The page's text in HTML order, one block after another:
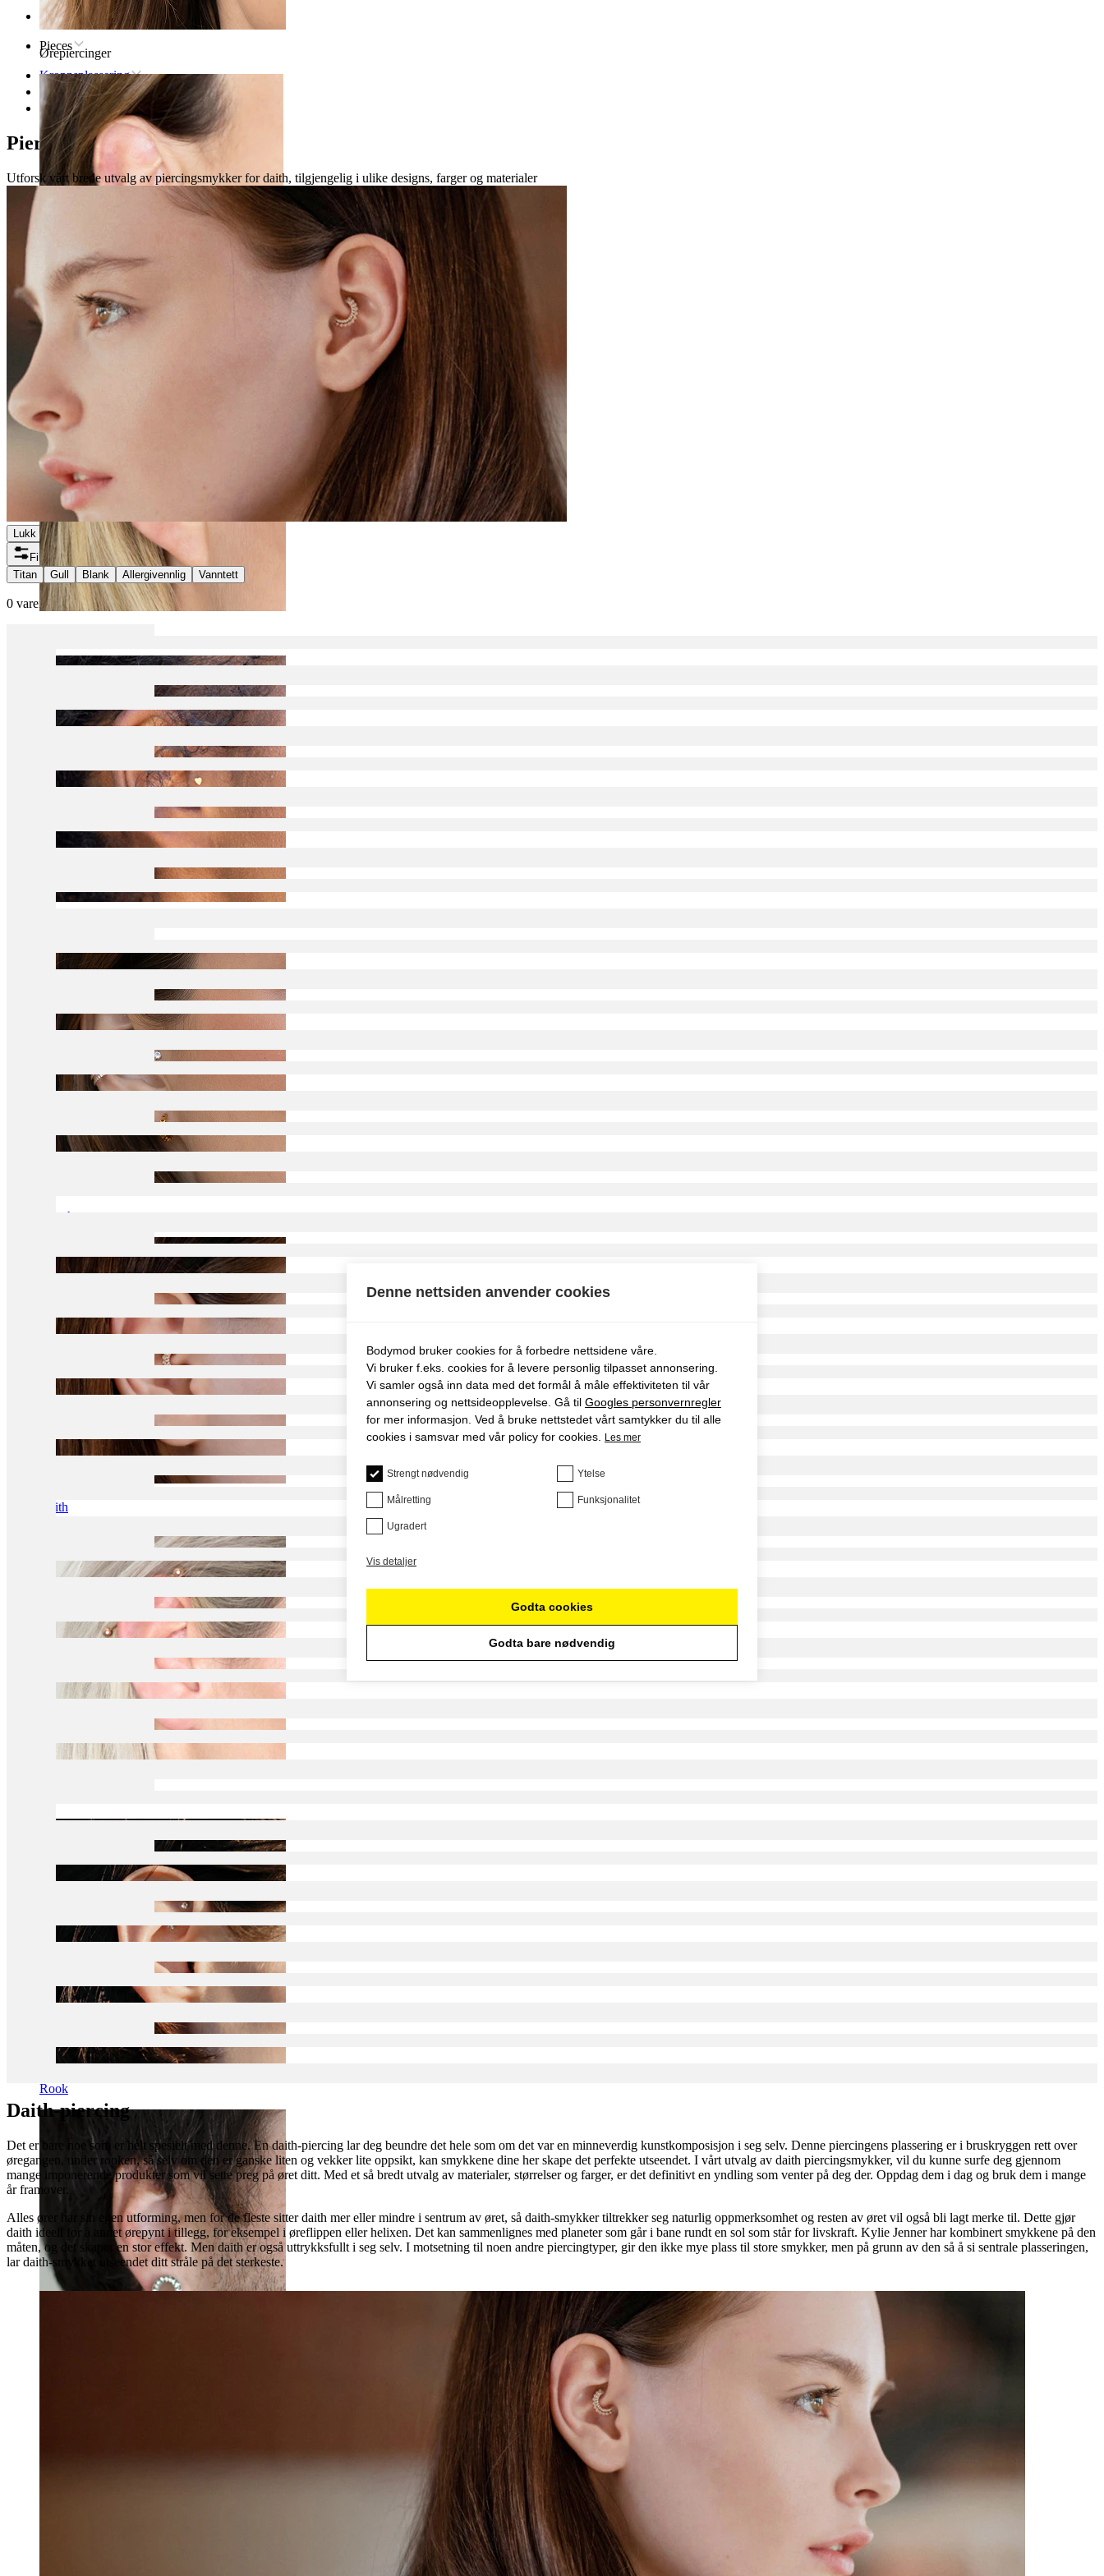
Ørepiercinger
Øreflipp
Conch
Daith
Rook
Hjem
Pieces
Kroppsplassering
Øre
Daith
Piercingsmykker for daith
Utforsk vårt brede utvalg av piercingsmykker for daith, tilgjengelig i ulike designs, farger og materialer
Lukk
Filtre
Titan
Gull Blank Allergivennlig Vanntett
0 varer funnet
Daith-piercing
Det er bare noe som er helt spesielt med denne. En daith-piercing lar deg beundre det hele som om det var en minneverdig kunstkomposisjon i seg selv. Denne piercingens plassering er i bruskryggen rett over
øregangen, under rooken, så selv om den er ganske liten og vekker lite oppsikt, kan smykkene dine her skape det perfekte utseendet. I vårt utvalg av daith piercingsmykker, vil du kunne surfe deg gjennom
mange imponerende produkter som vil sette preg på øret ditt. Med et så bredt utvalg av materialer, størrelser og farger, er det definitivt en yndling som venter på deg der. Oppdag dem i dag og bruk dem i mange
år framover.
Alles ører har sin egen utforming, men for de fleste sitter daith mer eller mindre i sentrum av øret, så daith-smykker tiltrekker seg naturlig oppmerksomhet og resten av øret vil også bli lagt merke til. Dette gjør
daith ideell for å annet ørepynt i tillegg, for eksempel i øreflippen eller helixen. Det kan sammenlignes med planeter som går i bane rundt en sol som står for livskraft. Kylie Jenner har kombinert smykkene på den
måten, og det skaper en stor effekt. Men daith er også uttrykksfullt i seg selv. I motsetning til noen andre piercingtyper, gir den ikke mye plass til store smykker, men på grunn av den så å si sentrale plasseringen,
lar daith-smykket utseendet ditt stråle på det sterkeste.
Denne nettsiden anvender cookies
Bodymod bruker cookies for å forbedre nettsidene våre.
Vi bruker f.eks. cookies for å levere personlig tilpasset annonsering.
Vi samler også inn data med det formål å måle effektiviteten til vår
annonsering og nettsideopplevelse. Gå til Googles personvernregler
for mer informasjon. Ved å bruke nettstedet vårt samtykker du til alle
cookies i samsvar med vår policy for cookies.
Les mer
Strengt nødvendig Ytelse
Målretting Funksjonalitet
Ugradert
Vis detaljer
Godta cookies
Godta bare nødvendig